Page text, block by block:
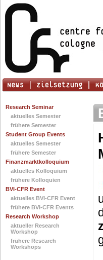
Research Seminar
aktuelles Semester
frühere Semester
Student Group Events
aktuelles Semester
frühere Semester
Finanzmarktkolloquium
aktuelles Kolloquium
frühere Kolloquien
BVI-CFR Event
aktuelles BVI-CFR Event
frühere BVI-CFR Events
Research Workshop
aktueller Research
Workshop
frühere Research
Workshops